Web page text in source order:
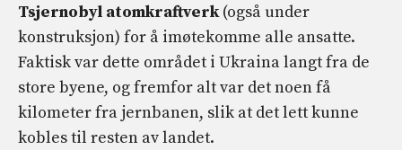
Tsjernobyl atomkraftverk(også under
konstruksjon) for å imøtekomme alle ansatte.
Faktisk var dette området i Ukraina langt fra de
store byene, og fremfor alt var det noen få
kilometer fra jernbanen, slik at det lett kunne
kobles til resten av landet.